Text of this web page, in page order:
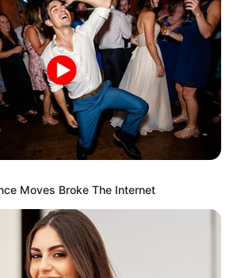
Than Viagra! "It Is Sold In Every
Moves Broke The Internet